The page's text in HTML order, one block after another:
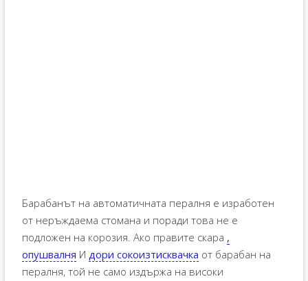
Барабанът на автоматичната пералня е изработен
от неръждаема стомана и поради това не е
подложен на корозия. Ако правите скара ,
опушвалня И дори сокоизтисквачка от барабан на
пералня, той не само издържа на високи